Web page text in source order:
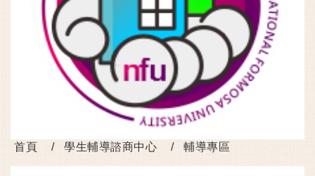
首頁 學生輔導諮商中心 輔導專區